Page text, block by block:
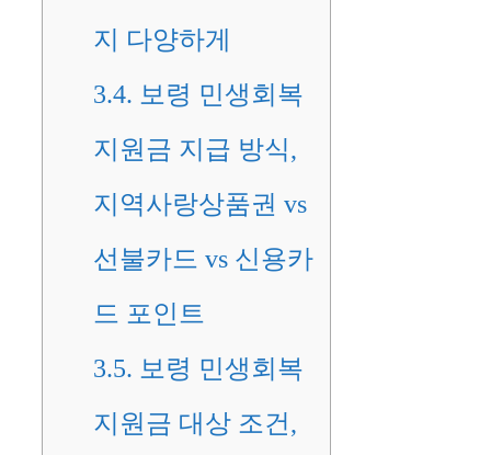
지 다양하게
3.4. 보령 민생회복
지원금 지급 방식,
지역사랑상품권 vs
선불카드 vs 신용카
드 포인트
3.5. 보령 민생회복
지원금 대상 조건,